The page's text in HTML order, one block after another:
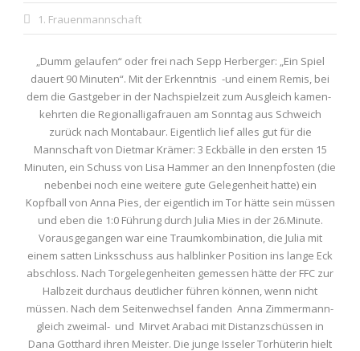
1. Frauenmannschaft
„Dumm gelaufen“ oder frei nach Sepp Herberger: „Ein Spiel
dauert 90 Minuten“. Mit der Erkenntnis -und einem Remis, bei
dem die Gastgeber in der Nachspielzeit zum Ausgleich kamen-
kehrten die Regionalligafrauen am Sonntag aus Schweich
zurück nach Montabaur. Eigentlich lief alles gut für die
Mannschaft von Dietmar Krämer: 3 Eckbälle in den ersten 15
Minuten, ein Schuss von Lisa Hammer an den Innenpfosten (die
nebenbei noch eine weitere gute Gelegenheit hatte) ein
Kopfball von Anna Pies, der eigentlich im Tor hätte sein müssen
und eben die 1:0 Führung durch Julia Mies in der 26.Minute.
Vorausgegangen war eine Traumkombination, die Julia mit
einem satten Linksschuss aus halblinker Position ins lange Eck
abschloss. Nach Torgelegenheiten gemessen hätte der FFC zur
Halbzeit durchaus deutlicher führen können, wenn nicht
müssen. Nach dem Seitenwechsel fanden Anna Zimmermann-
gleich zweimal- und Mirvet Arabaci mit Distanzschüssen in
Dana Gotthard ihren Meister. Die junge Isseler Torhüterin hielt